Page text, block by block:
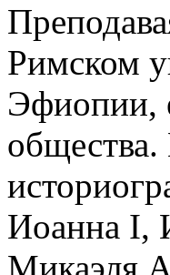
Римском
Эфиопии,
общества.
Иоанна I,
Микаэля